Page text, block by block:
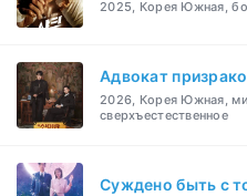
2025, Корея Южная,
Адвокат
2026, Корея Южная,
сверхъестественное
Суждено быть с